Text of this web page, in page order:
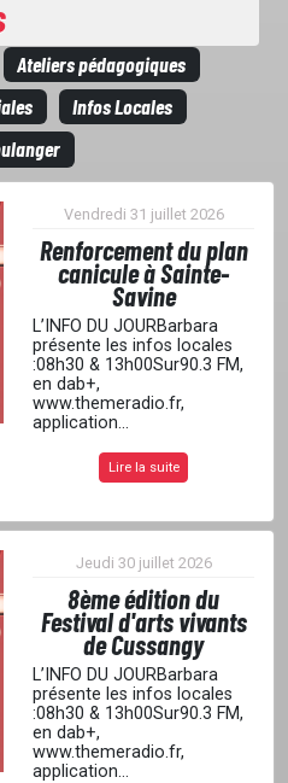
Ateliers pédagogiques
Infos Locales
Vendredi 31 juillet 2026
Renforcement du plan
canicule à Sainte-
Savine
L’INFO DU JOURBarbara
présente les infos locales
:08h30 & 13h00Sur90.3 FM,
en dab+,
www.themeradio.fr,
application...
Lire la suite
Jeudi 30 juillet 2026
8ème édition du
Festival d'arts vivants
de Cussangy
L’INFO DU JOURBarbara
présente les infos locales
:08h30 & 13h00Sur90.3 FM,
en dab+,
www.themeradio.fr,
application...